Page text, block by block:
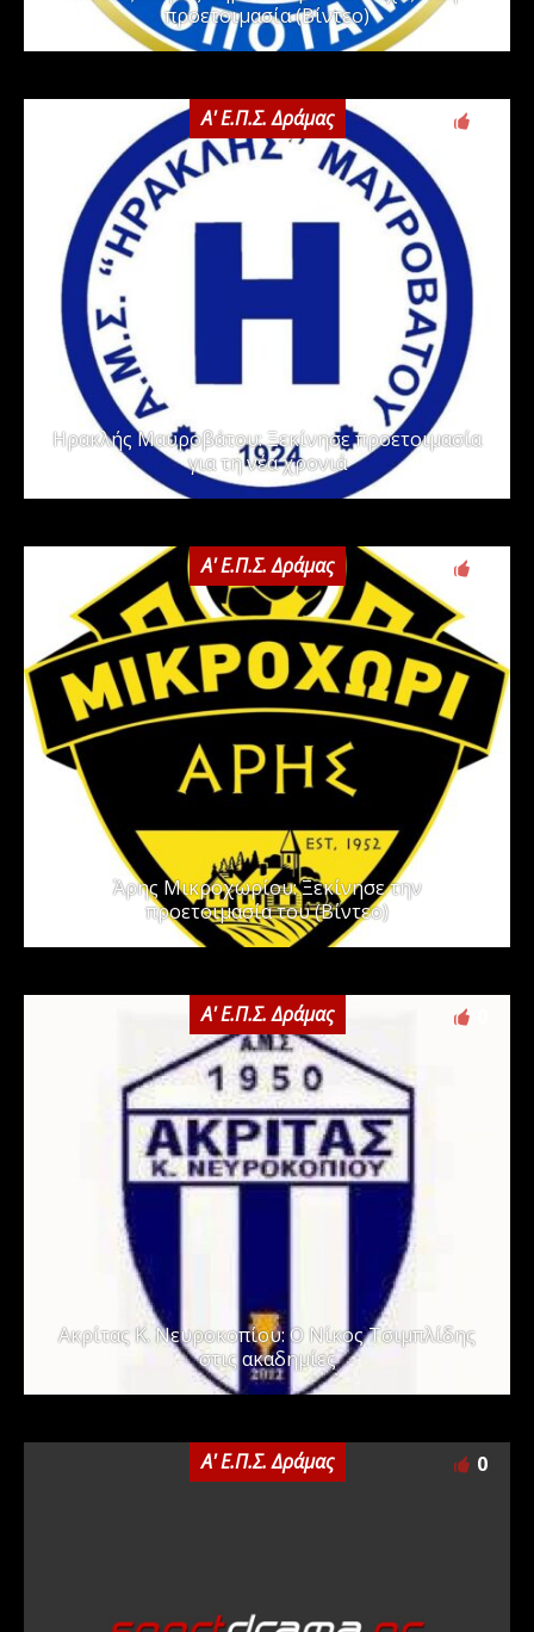
προετοιμασία (Βίντεο)
Α' Ε.Π.Σ. Δράμας
Ηρακλής Μαυροβάτου: Ξεκίνησε προετοιμασία
για τη νέα χρονιά
Α' Ε.Π.Σ. Δράμας
Άρης Μικροχωρίου: Ξεκίνησε την
προετοιμασία του (Βίντεο)
Α' Ε.Π.Σ. Δράμας
Ακρίτας Κ. Νευροκοπίου: Ο Νίκος Τσιμπλίδης
στις ακαδημίες
Α' Ε.Π.Σ. Δράμας 0